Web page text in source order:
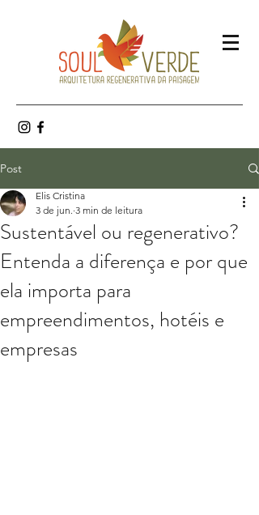
Post
Sustentável ou regenerativo?
Entenda a diferença e por que
ela importa para
empreendimentos, hotéis e
empresas
Elis Cristina
3 de jun. 3 min de leitura